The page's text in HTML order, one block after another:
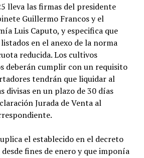
lleva las firmas del presidente
Guillermo Francos y el
Luis Caputo, y especifica que
en el anexo de la norma
reducida. Los cultivos
deberán cumplir con un requisito
tendrán que liquidar al
divisas en un plazo de 30 días
Jurada de Venta al
el establecido en el decreto
fines de enero y que imponía